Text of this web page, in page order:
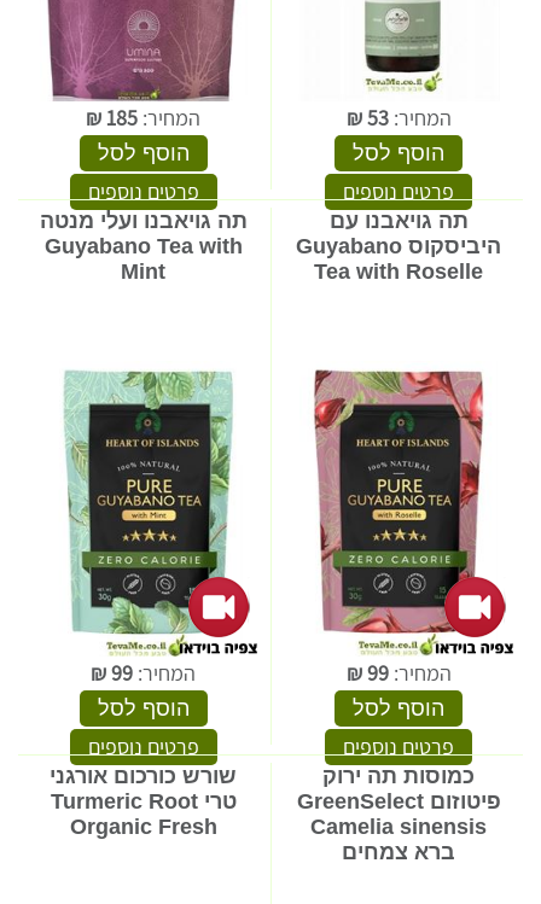
המחיר:53
₪
הוסף לסל
פרטים נוספים
המחיר: 185
₪
הוסף לסל
פרטים נוספים
תה גויאבנו עם
היביסקוס Guyabano
Tea with Roselle
המחיר:99
₪
הוסף לסל
פרטים נוספים
תה גויאבנו ועלי מנטה
Guyabano Tea with
Mint
המחיר: 99
₪
הוסף לסל
פרטים נוספים
כמוסות תה ירוק
פיטוזום GreenSelect
Camelia sinensis
ברא צמחים
שורש כורכום אורגני
טרי Turmeric Root
Organic Fresh